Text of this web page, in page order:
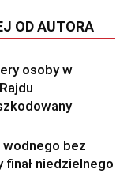
OD AUTORA
osoby w
wodnego bez
niedzielnego